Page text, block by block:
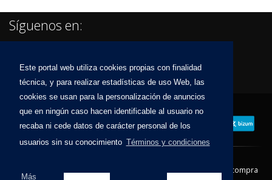
Este portal web utiliza cookies propias con finalidad
técnica, y para realizar estadísticas de uso Web, las
cookies se usan para la personalización de anuncios
que en ningún caso hacen identificable al usuario no
recaba ni cede datos de carácter personal de los
usuarios sin su conocimiento Términos y condiciones
Más
Síguenos en:
Condiciones de compra